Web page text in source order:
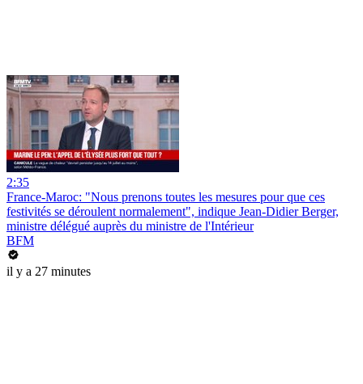
2:35
France-Maroc: "Nous prenons toutes les mesures pour que ces
festivités se déroulent normalement", indique Jean-Didier Berger,
ministre délégué auprès du ministre de l'Intérieur
BFM
il y a 27 minutes